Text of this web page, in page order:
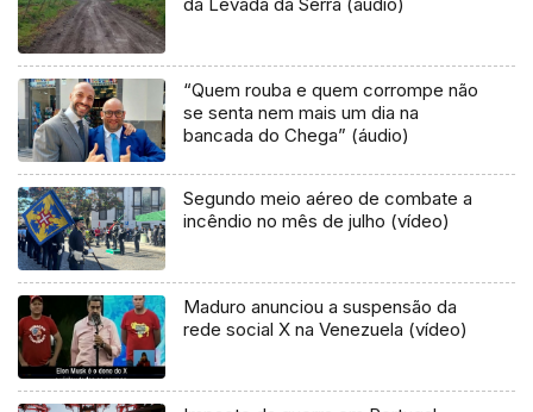
“Quem rouba e quem corrompe não
se senta nem mais um dia na
bancada do Chega” (áudio)
Segundo meio aéreo de combate a
incêndio no mês de julho (vídeo)
Maduro anunciou a suspensão da
rede social X na Venezuela (vídeo)